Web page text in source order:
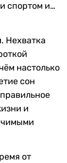
спортом и…
Нехватка
настолько
сон
и
от